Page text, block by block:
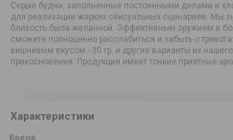
Серые будни, заполненные постоянными делами и
для реализации жарких сексуальных сценариев. Мы
близость была желанной. Эффективным оружием в
сможете полноценно расслабиться и забыть о
вишнёвым вкусом - 30 гр. и другие варианты из
прикосновения. Продукция имеет тонкие приятные
Характеристики
Бренд